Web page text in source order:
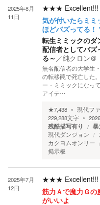
2025年8月
11日
★★★ Excellent!!!
気が付いたらミミ
ほどバズってる！
転生ミミックの
配信者としてバズ
る～ ／純クロン＠
無名配信者の大学生
の転移罠で死亡した
ー・ミミックになっ
アイテ…
★7,438 現代フ
229,288文字
残酷描写有り 暴
現代ダンジョン
カクヨムオンリー
掲示板
2025年7月
12日
★★★ Excellent!!!
筋力Ａで魔力Ｇ
がいいよ